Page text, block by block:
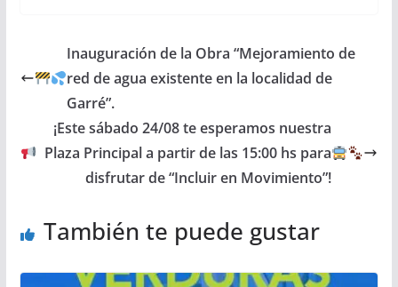
Inauguración de la Obra “Mejoramiento de
red de agua existente en la localidad de
Garré”.
¡Este sábado 24/08 te esperamos nuestra
Plaza Principal a partir de las 15:00 hs para
disfrutar de “Incluir en Movimiento”!
También te puede gustar